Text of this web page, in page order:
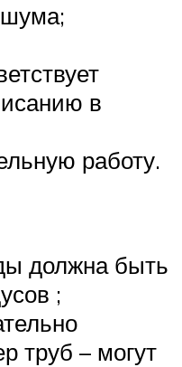
в
работу.
должна быть
;
труб – могут